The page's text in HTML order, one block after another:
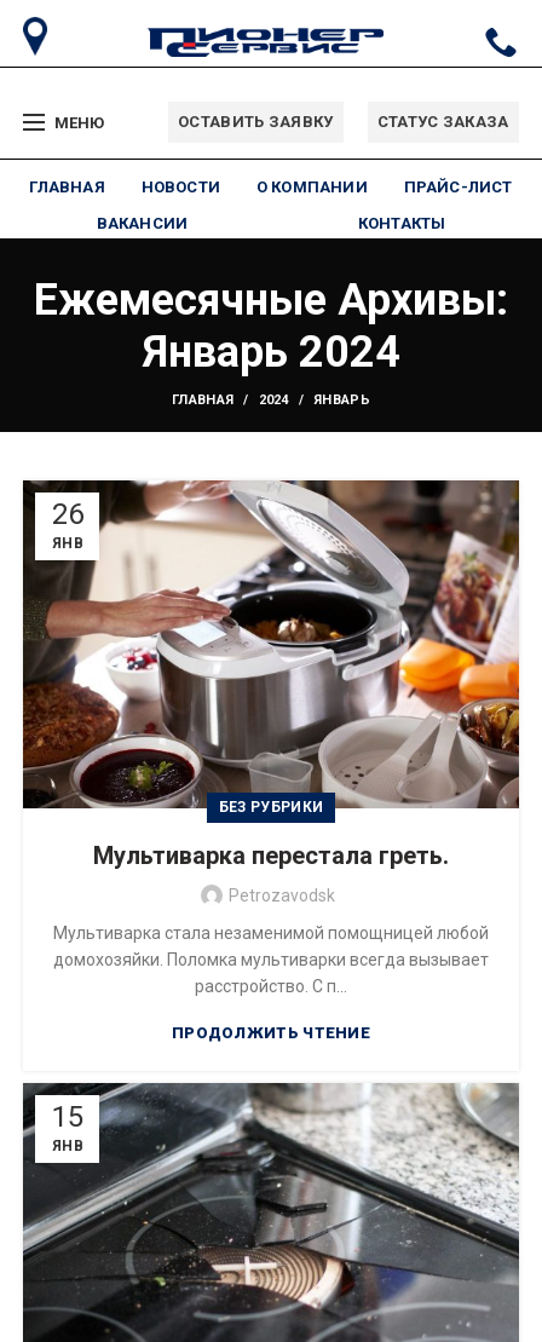
МЕНЮ ОСТАВИТЬ ЗАЯВКУ СТАТУС ЗАКАЗА
ГЛАВНАЯ НОВОСТИ О КОМПАНИИ
ПРАЙС-ЛИСТ
ВАКАНСИИ
КОНТАКТЫ
Ежемесячные Архивы:
Январь 2024
ГЛАВНАЯ 2024 ЯНВАРЬ
26
ЯНВ
БЕЗ РУБРИКИ
Мультиварка перестала греть.
Petrozavodsk
Мультиварка стала незаменимой помощницей любой
домохозяйки. Поломка мультиварки всегда вызывает
расстройство. С п...
ПРОДОЛЖИТЬ ЧТЕНИЕ
15
ЯНВ